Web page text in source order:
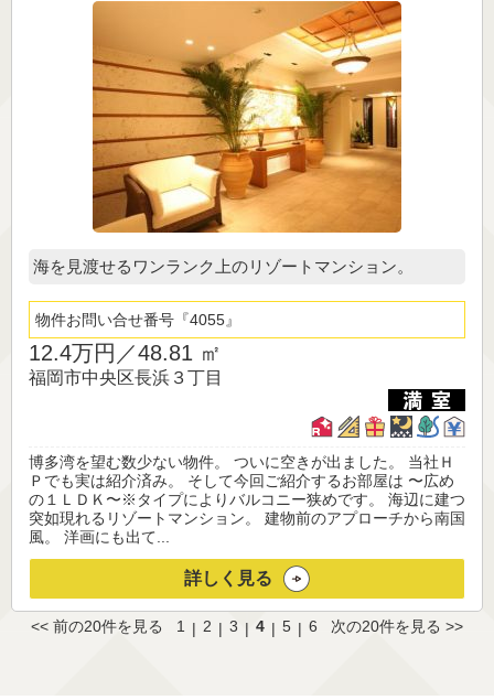
海を見渡せるワンランク上のリゾートマンション。
物件お問い合せ番号 4055
12.4万円／48.81 ㎡
福岡市中央区長浜３丁目
博多湾を望む数少ない物件。 ついに空きが出ました。 当社Ｈ
Ｐでも実は紹介済み。 そして今回ご紹介するお部屋は 〜広め
の１ＬＤＫ〜※タイプによりバルコニー狭めです。 海辺に建つ
突如現れるリゾートマンション。 建物前のアプローチから南国
風。 洋画にも出て...
詳しく見る
<< 前の20件を見る 1 | 2 | 3 | 4 | 5 | 6 次の20件を見る >>